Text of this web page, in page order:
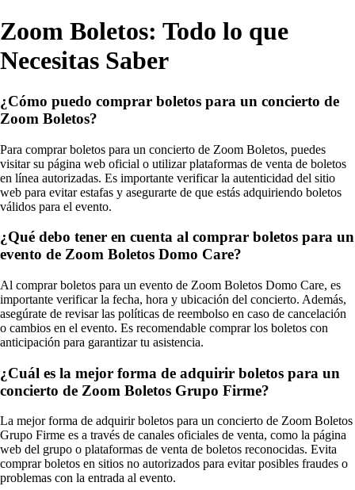
Zoom Boletos: Todo lo que
Necesitas Saber
¿Cómo puedo comprar boletos para un concierto de
Zoom Boletos?
Para comprar boletos para un concierto de Zoom Boletos, puedes
visitar su página web oficial o utilizar plataformas de venta de boletos
en línea autorizadas. Es importante verificar la autenticidad del sitio
web para evitar estafas y asegurarte de que estás adquiriendo boletos
válidos para el evento.
¿Qué debo tener en cuenta al comprar boletos para un
evento de Zoom Boletos Domo Care?
Al comprar boletos para un evento de Zoom Boletos Domo Care, es
importante verificar la fecha, hora y ubicación del concierto. Además,
asegúrate de revisar las políticas de reembolso en caso de cancelación
o cambios en el evento. Es recomendable comprar los boletos con
anticipación para garantizar tu asistencia.
¿Cuál es la mejor forma de adquirir boletos para un
concierto de Zoom Boletos Grupo Firme?
La mejor forma de adquirir boletos para un concierto de Zoom Boletos
Grupo Firme es a través de canales oficiales de venta, como la página
web del grupo o plataformas de venta de boletos reconocidas. Evita
comprar boletos en sitios no autorizados para evitar posibles fraudes o
problemas con la entrada al evento.